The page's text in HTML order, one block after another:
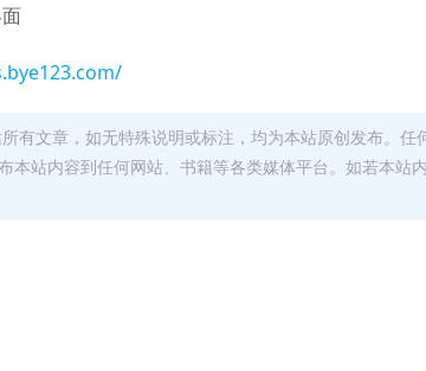
有文章，如无特殊说明或标注，均为本站原创发布。
本站内容到任何网站、书籍等各类媒体平台。如若本站